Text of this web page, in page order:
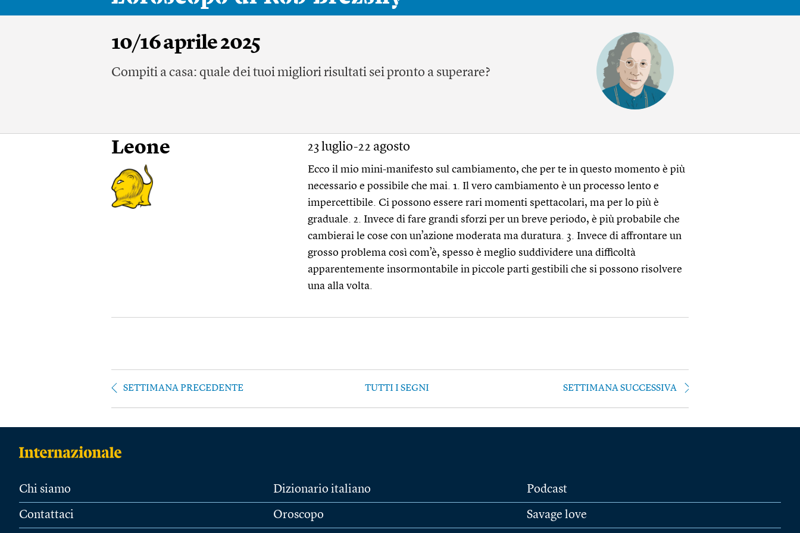
10/16 aprile 2025
Compiti a casa: quale dei tuoi migliori risultati sei pronto a superare?
Leone 23 luglio-22 agosto
Ecco il mio mini-manifesto sul cambiamento, che per te in questo momento è più
necessario e possibile che mai. 1. Il vero cambiamento è un processo lento e
impercettibile. Ci possono essere rari momenti spettacolari, ma per lo più è
graduale. 2. Invece di fare grandi sforzi per un breve periodo, è più probabile che
cambierai le cose con un’azione moderata ma duratura. 3. Invece di affrontare un
grosso problema così com’è, spesso è meglio suddividere una difficoltà
apparentemente insormontabile in piccole parti gestibili che si possono risolvere
una alla volta.
SETTIMANA PRECEDENTE TUTTI I SEGNI SETTIMANA SUCCESSIVA
Chi siamo
Contattaci
Dizionario italiano
Oroscopo
Podcast
Savage love